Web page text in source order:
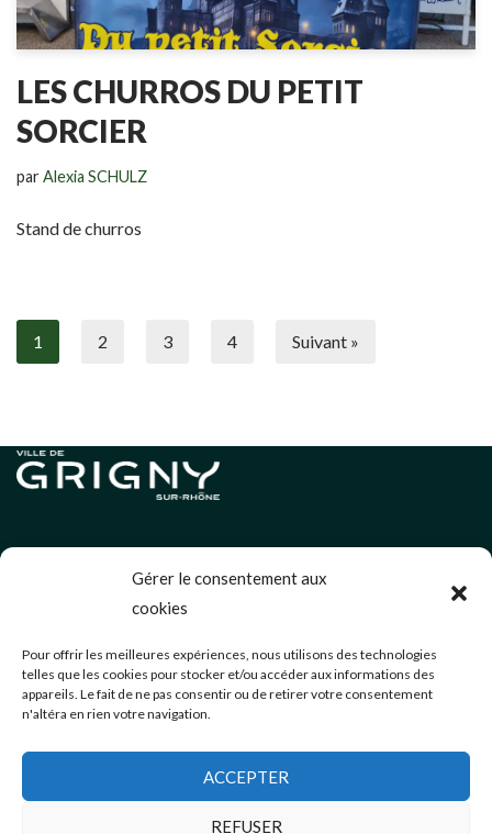
Gérer le consentement aux
cookies
Pour offrir les meilleures expériences, nous utilisons des technologies
telles que les cookies pour stocker et/ou accéder aux informations des
appareils. Le fait de ne pas consentir ou de retirer votre consentement
n'altéra en rien votre navigation.
ACCEPTER
REFUSER
LES CHURROS DU PETIT
SORCIER
parAlexia SCHULZ
Stand de churros
1 2 3 4 Suivant »
Politique de cookies (UE)
Éditions précédentes
3 Avenue Jean Estragnat